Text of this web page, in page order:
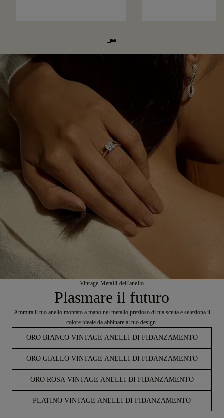
Vintage Metalli dell'anello
Plasmare il futuro
Ammira il tuo anello montato a mano nel metallo prezioso di tua scelta e seleziona il
colore ideale da abbinare al tuo design.
ORO BIANCO VINTAGE ANELLI DI FIDANZAMENTO
ORO GIALLO VINTAGE ANELLI DI FIDANZAMENTO
ORO ROSA VINTAGE ANELLI DI FIDANZAMENTO
PLATINO VINTAGE ANELLI DI FIDANZAMENTO